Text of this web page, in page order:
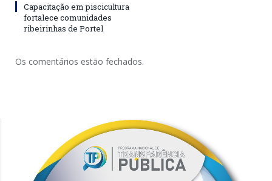
Capacitação em piscicultura
fortalece comunidades
ribeirinhas de Portel
Os comentários estão fechados.